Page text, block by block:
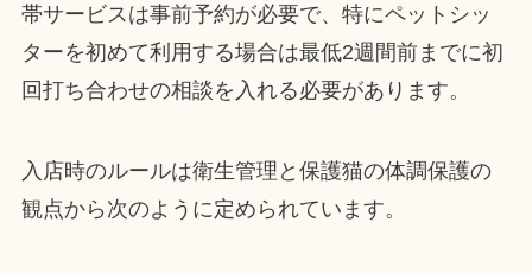
帯サービスは事前予約が必要で、特にペットシッ
ターを初めて利用する場合は最低2週間前までに初
回打ち合わせの相談を入れる必要があります。
入店時のルールは衛生管理と保護猫の体調保護の
観点から次のように定められています。